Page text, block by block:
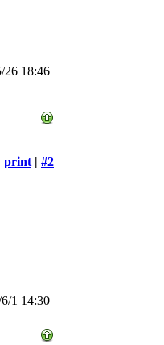
26 18:46
print | #2
1 14:30